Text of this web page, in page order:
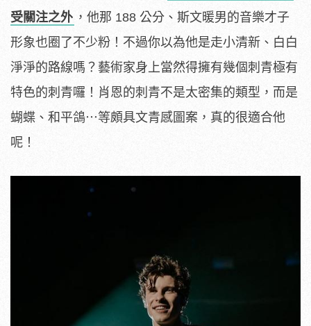
受關注之外 ，他那 188 公分、斯文暖男的音樂才子
形象也圈了不少粉！不過你以為他是走小清新、白白
淨淨的路線嗎？藝術家身上當然得擁有幾個刺青極有
特色的刺青囉！肖恩的刺青不是太密集的類型，而是
蝴蝶、和平鴿⋯等頗具文青感圖案，真的很適合他
呢！